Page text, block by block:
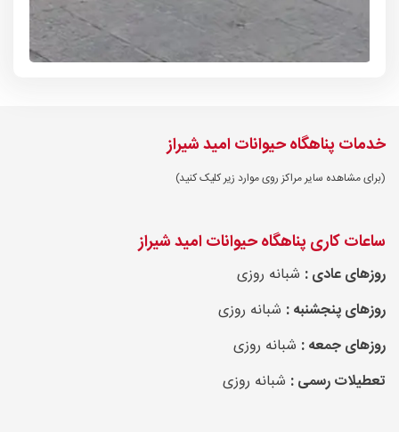
خدمات پناهگاه حیوانات امید شیراز
(برای مشاهده سایر مراکز روی موارد زیر کلیک کنید)
ساعات کاری پناهگاه حیوانات امید شیراز
روزهای عادی : شبانه روزی
روزهای پنجشنبه : شبانه روزی
روزهای جمعه : شبانه روزی
تعطیلات رسمی : شبانه روزی